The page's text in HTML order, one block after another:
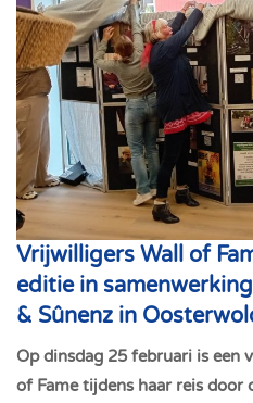
Vrijwilligers Wall of
editie in
& Sûnenz in
Op dinsdag 25 februari is een
of Fame tijdens haar reis door